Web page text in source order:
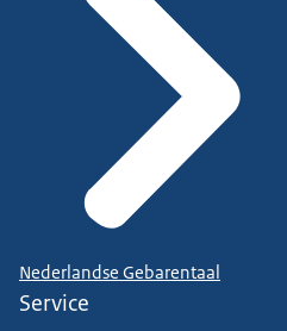
Nederlandse Gebarentaal
Service